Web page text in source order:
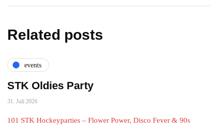
Related posts
events
STK Oldies Party
31. Juli 2026
101 STK Hockeyparties – Flower Power, Disco Fever & 90s